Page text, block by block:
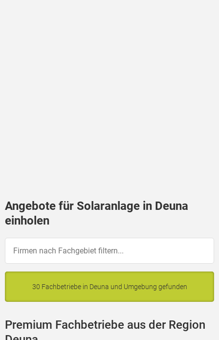
Angebote für Solaranlage in Deuna
einholen
30 Fachbetriebe in Deuna und Umgebung gefunden
Premium Fachbetriebe aus der Region